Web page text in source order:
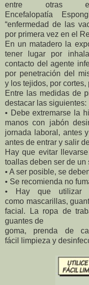
entre otras
Encefalopatía
“enfermedad de las
por primera vez en el
En un matadero la
tener lugar por
contacto del agente
por penetración del
y los tejidos, por cortes,
Entre las medidas de
destacar las siguientes:
• Debe extremarse la
manos con jabón
jornada laboral, antes
antes de entrar y salir
Hay que evitar
toallas deben ser de un
• A ser posible, se
• Se recomienda no
• Hay que utilizar
como mascarillas,
facial. La ropa de
guantes de
goma, prenda de
fácil
limpieza y